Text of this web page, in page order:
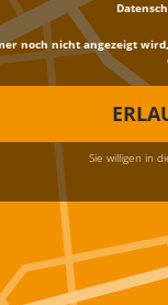
noch nicht angezeigt
Sie willigen in